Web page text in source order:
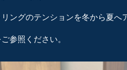
ングのテンションを冬から夏へ
参照ください。